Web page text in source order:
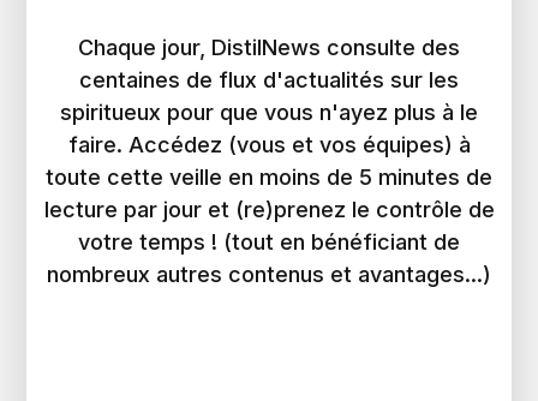
Chaque jour, DistilNews consulte des
centaines de flux d'actualités sur les
spiritueux pour que vous n'ayez plus à le
faire. Accédez (vous et vos équipes) à
toute cette veille en moins de 5 minutes de
lecture par jour et (re)prenez le contrôle de
votre temps ! (tout en bénéficiant de
nombreux autres contenus et avantages...)